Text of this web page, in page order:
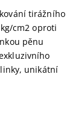
tirážního
cm2 oproti
pěnu
unikátní